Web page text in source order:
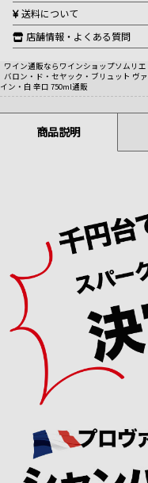
送料について
店舗情報・よくある質問
ワイン通販ならワインショップソムリエ
バロン・ド・セヤック・ブリュット ヴ
イン・白 辛口 750ml通販
商品説明